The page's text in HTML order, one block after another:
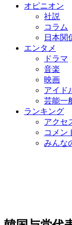
オピニオン
社説
コラム
日本関
エンタメ
ドラマ
音楽
映画
アイド
芸能一
ランキング
アクセ
コメン
みんな